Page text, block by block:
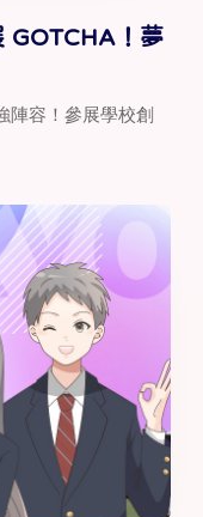
GOTCHA！夢
容！參展學校創